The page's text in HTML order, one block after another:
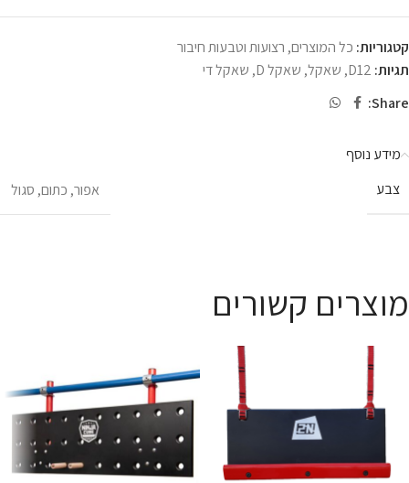
קטגוריות: כל המוצרים, רצועות וטבעות חיבור
תגיות: D12
, שאקל, שאקל D , שאקל די
Share:
מידע נוסף
צבע
אפור, כתום, סגול
מוצרים קשורים